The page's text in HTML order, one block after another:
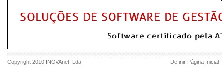
Copyright 2010 INOVAnet , Lda. Definir Página Inicial